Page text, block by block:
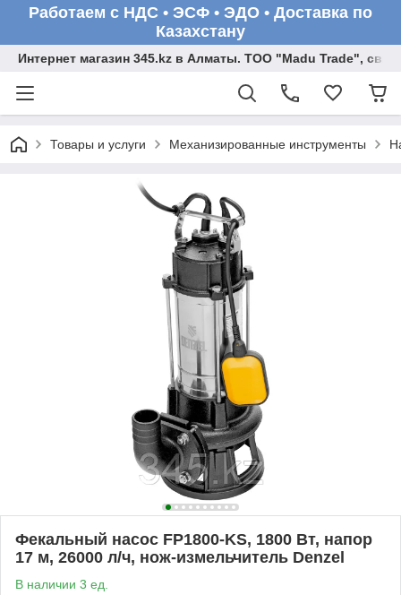
Работаем с НДС • ЭСФ • ЭДО • Доставка по
Казахстану
Интернет магазин 345.kz в Алматы. ТОО "Madu Trade",
Товары и услуги Механизированные инструменты
Фекальный насос FP1800-KS, 1800 Вт, напор
17 м, 26000 л/ч, нож-измельчитель Denzel
В наличии 3 ед.